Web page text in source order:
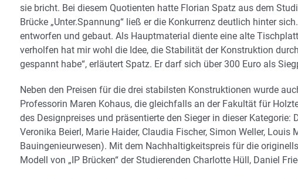
sie bricht. Bei diesem Quotienten hatte Florian Spatz aus dem
Brücke „Unter.Spannung“ ließ er die Konkurrenz deutlich hinter
entworfen und gebaut. Als Hauptmaterial diente eine alte
verholfen hat mir wohl die Idee, die Stabilität der Konstruktion
gespannt habe“, erläutert Spatz. Er darf sich über 300 Euro als
Neben den Preisen für die drei stabilsten Konstruktionen wurde
Professorin Maren Kohaus, die gleichfalls an der Fakultät für
des Designpreises und präsentierte den Sieger in dieser
Veronika Beierl, Marie Haider, Claudia Fischer, Simon Weller,
Bauingenieurwesen). Mit dem Nachhaltigkeitspreis für die
Modell von „IP Brücken“ der Studierenden Charlotte Hüll, Daniel